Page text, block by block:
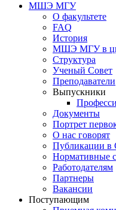
МШЭ МГУ
О факультете
FAQ
История
МШЭ МГУ в
Структура
Ученый Совет
Преподаватели
Выпускники
Документы
Портрет
О нас говорят
Публикации
Нормативные
Работодателям
Партнеры
Вакансии
Поступающим